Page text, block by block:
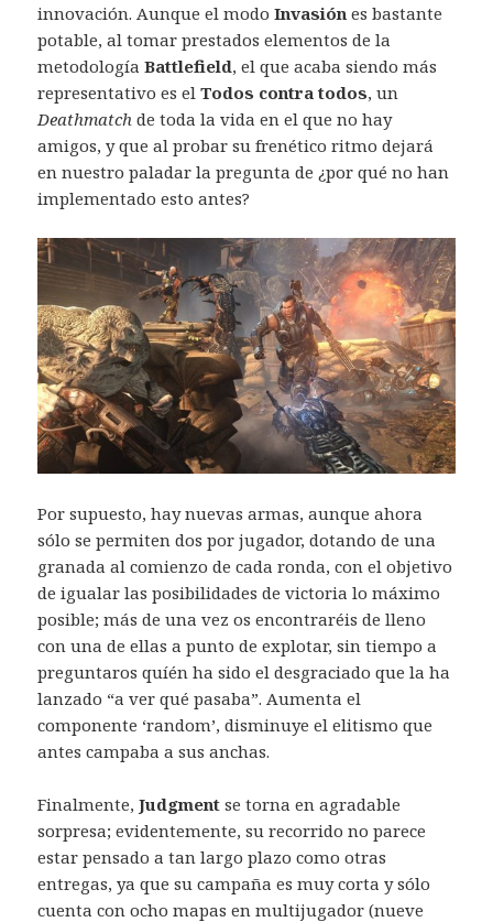
innovación. Aunque el modoInvasiónes bastante
potable, al tomar prestados elementos de la
metodologíaBattlefield, el que acaba siendo más
representativo es elTodos contra todos, un
Deathmatchde toda la vida en el que no hay
amigos, y que al probar su frenético ritmo dejará
en nuestro paladar la pregunta de ¿por qué no han
implementado esto antes?
Por supuesto, hay nuevas armas, aunque ahora
sólo se permiten dos por jugador, dotando de una
granada al comienzo de cada ronda, con el objetivo
de igualar las posibilidades de victoria lo máximo
posible; más de una vez os encontraréis de lleno
con una de ellas a punto de explotar, sin tiempo a
preguntaros quíén ha sido el desgraciado que la ha
lanzado “a ver qué pasaba”. Aumenta el
componente ‘random’, disminuye el elitismo que
antes campaba a sus anchas.
Finalmente,Judgmentse torna en agradable
sorpresa; evidentemente, su recorrido no parece
estar pensado a tan largo plazo como otras
entregas, ya que su campaña es muy corta y sólo
cuenta con ocho mapas en multijugador (nueve